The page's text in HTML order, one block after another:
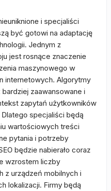
i specjaliści
być gotowi na adaptację
Jednym z
jest rosnące znaczenie
maszynowego w
internetowych. Algorytmy
zaawansowane i
zapytań użytkowników
specjaliści będą
wartościowych treści
pytania i potrzeby
będzie nabierało coraz
wzrostem liczby
z urządzeń mobilnych i
lokalizacji. Firmy będą